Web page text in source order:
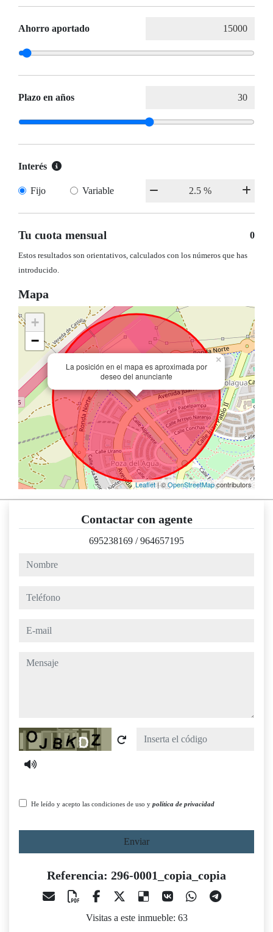
Ahorro aportado
Plazo en años
Interés
Fijo Variable
Tu cuota mensual 0
Estos resultados son orientativos, calculados con los números que has
introducido.
Mapa
La posición en el mapa es aproximada por
deseo del anunciante
×
+
−
Leaflet| ©OpenStreetMapcontributors
Contactar con agente
695238169 /964657195
nombre
teléfono
e-mail
mensaje
Captcha
He leído y acepto las condiciones de uso y política de privacidad
Enviar
Referencia: 296-0001_copia_copia
Visitas a este inmueble: 63